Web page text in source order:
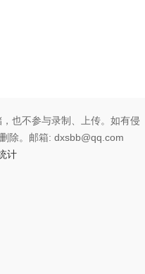
也不参与录制、上传。如有侵
除。邮箱: dxsbb@qq.com
计